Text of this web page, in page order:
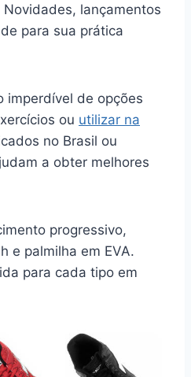
lançamentos
para sua prática
imperdível de opções
ou utilizar na
no Brasil ou
a obter melhores
progressivo,
e palmilha em EVA.
para cada tipo em